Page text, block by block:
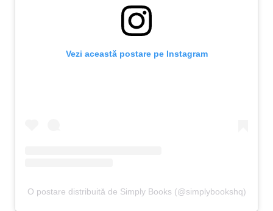
Vezi această postare pe Instagram
O postare distribuită de Simply Books (@simplybookshq)